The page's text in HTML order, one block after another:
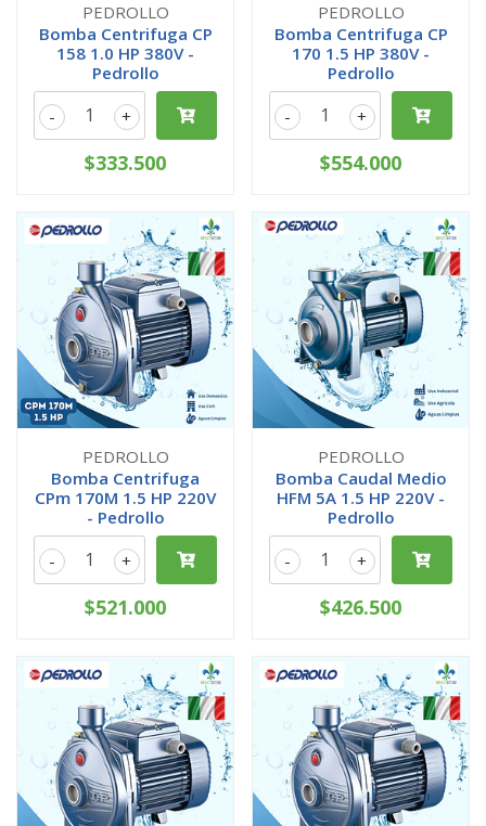
PEDROLLO
Bomba Centrifuga CP
158 1.0 HP 380V -
Pedrollo
+
-
$333.500
PEDROLLO
Bomba Centrifuga CP
170 1.5 HP 380V -
Pedrollo
+
-
$554.000
PEDROLLO
Bomba Centrifuga
CPm 170M 1.5 HP 220V
- Pedrollo
+
-
$521.000
PEDROLLO
Bomba Caudal Medio
HFM 5A 1.5 HP 220V -
Pedrollo
+
-
$426.500